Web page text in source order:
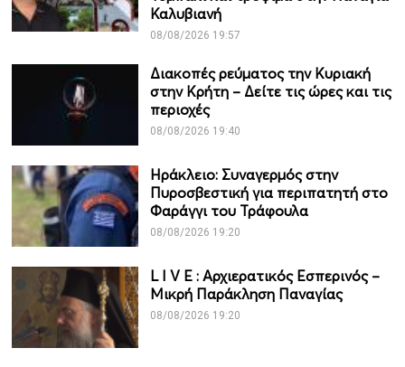
Καλυβιανή
08/08/2026 19:57
Διακοπές ρεύματος την Κυριακή
στην Κρήτη – Δείτε τις ώρες και τις
περιοχές
08/08/2026 19:40
Ηράκλειο: Συναγερμός στην
Πυροσβεστική για περιπατητή στο
Φαράγγι του Τράφουλα
08/08/2026 19:20
L I V Ε : Αρχιερατικός Εσπερινός –
Μικρή Παράκληση Παναγίας
08/08/2026 19:20